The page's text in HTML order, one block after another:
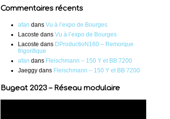
Commentaires récents
afan dans Vu à l’expo de Bourges
Lacoste dans Vu à l’expo de Bourges
Lacoste dans DProductioN160 – Remorque
frigorifique
afan dans Fleischmann – 150 Y et BB 7200
Jaeggy dans Fleischmann – 150 Y et BB 7200
Bugeat 2023 – Réseau modulaire